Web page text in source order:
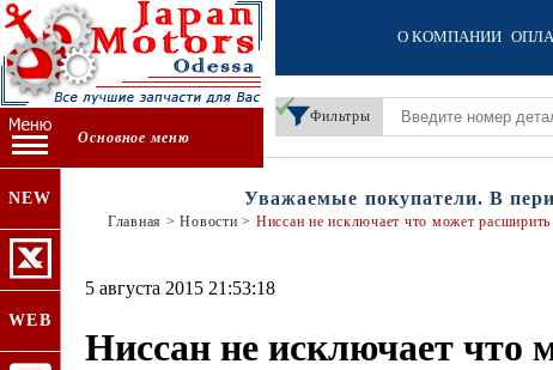
О КОМПАНИИ
Фильтры
Основное меню
NEW
WEB
Уважаемые покупатели. В
Главная > Новости > Ниссан не исключает что может
5 августа 2015 21:53:18
Ниссан не исключает что